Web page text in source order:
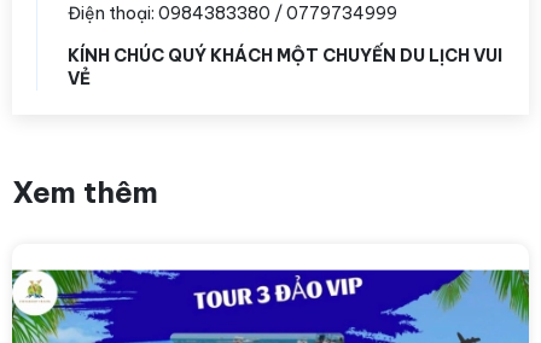
Điện thoại: 0984383380 / 0779734999
KÍNH CHÚC QUÝ KHÁCH MỘT CHUYẾN DU LỊCH VUI
VẺ
Xem thêm